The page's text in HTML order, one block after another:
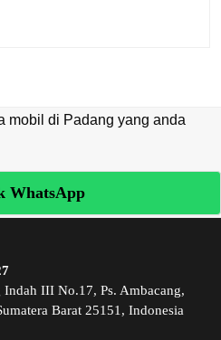
mobil di Padang yang anda
WhatsApp
III No.17, Ps. Ambacang,
Barat 25151, Indonesia